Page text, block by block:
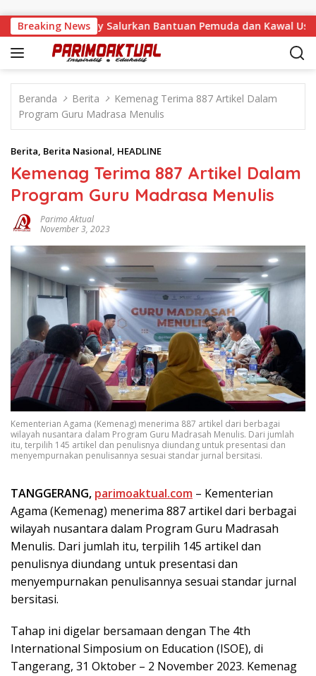
Breaking News
Malino, Feinny Salurkan Bantuan Pemuda dan Kawal Usulan
Beranda Berita
Kemenag Terima 887 Artikel Dalam
Program Guru Madrasa Menulis
Berita, Berita Nasional, HEADLINE
Kemenag Terima 887 Artikel Dalam
Program Guru Madrasa Menulis
Parimo Aktual
November 3, 2023
Kementerian Agama (Kemenag) menerima 887 artikel dari berbagai
wilayah nusantara dalam Program Guru Madrasah Menulis. Dari jumlah
itu, terpilih 145 artikel dan penulisnya diundang untuk presentasi dan
menyempurnakan penulisannya sesuai standar jurnal bersitasi.
TANGGERANG, parimoaktual.com – Kementerian
Agama (Kemenag) menerima 887 artikel dari berbagai
wilayah nusantara dalam Program Guru Madrasah
Menulis. Dari jumlah itu, terpilih 145 artikel dan
penulisnya diundang untuk presentasi dan
menyempurnakan penulisannya sesuai standar jurnal
bersitasi.
Tahap ini digelar bersamaan dengan The 4th
International Simposium on Education (ISOE), di
Tangerang, 31 Oktober – 2 November 2023. Kemenag